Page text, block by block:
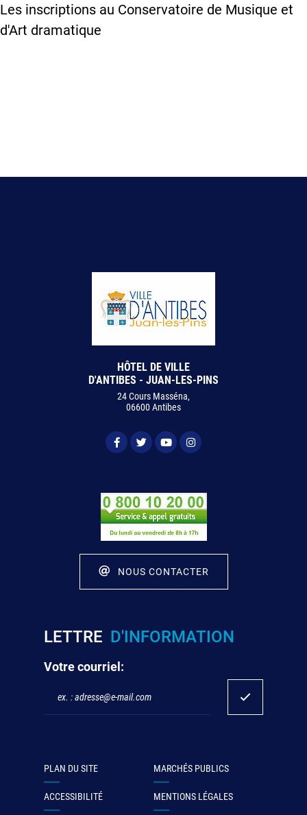
Les inscriptions au Conservatoire de Musique et
d'Art dramatique
HÔTEL DE VILLE
D'ANTIBES - JUAN-LES-PINS
24 Cours Masséna,
06600 Antibes
NOUS CONTACTER
LETTRE D'INFORMATION
Votre courriel:
PLAN DU SITE MARCHÉS PUBLICS
ACCESSIBILITÉ MENTIONS LÉGALES